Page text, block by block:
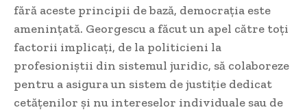
fără aceste principii de bază, democrația este
amenințată. Georgescu a făcut un apel către toți
factorii implicați, de la politicieni la
profesioniștii din sistemul juridic, să colaboreze
pentru a asigura un sistem de justiție dedicat
cetățenilor și nu intereselor individuale sau de